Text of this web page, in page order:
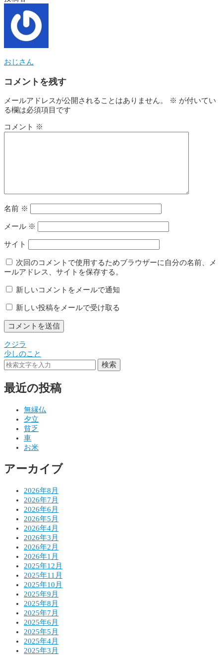
おじさん
コメントを残す
メールアドレスが公開されることはありません。 ※ が付いてい
る欄は必須項目です
コメント ※
名前 ※
メール ※
サイト
次回のコメントで使用するためブラウザーに自分の名前、メ
ールアドレス、サイトを保存する。
新しいコメントをメールで通知
新しい投稿をメールで受け取る
投
稿
ビ
ン
クジラ
少しのこと
検索
最近の投稿
無縁仏
夕立
貧乏
車
お米
アーカイブ
2026年8月
2026年7月
2026年6月
2026年5月
2026年4月
2026年3月
2026年2月
2026年1月
2025年12月
2025年11月
2025年10月
2025年9月
2025年8月
2025年7月
2025年6月
2025年5月
2025年4月
2025年3月